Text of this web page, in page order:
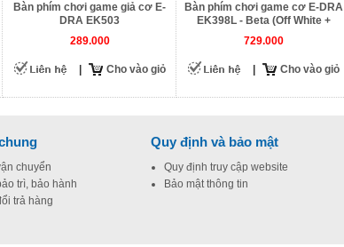
Bàn phím chơi game giả cơ E-
DRA EK503
289.000
Cho vào giỏ
Bàn phím chơi game cơ E-DRA
EK398L - Beta (Off White +
Gray)
729.000
Cho vào giỏ
chuyển
trì, bảo hành
trả hàng
Quy định và bảo mật
Quy định truy cập website
Bảo mật thông tin